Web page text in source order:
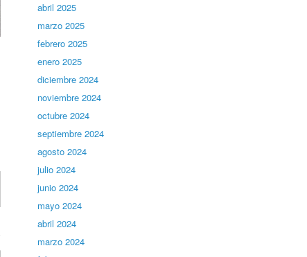
abril 2025
marzo 2025
febrero 2025
enero 2025
diciembre 2024
noviembre 2024
octubre 2024
septiembre 2024
agosto 2024
julio 2024
junio 2024
mayo 2024
abril 2024
marzo 2024